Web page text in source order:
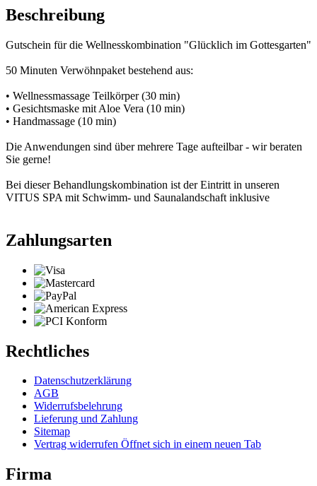
Beschreibung
Gutschein für die Wellnesskombination "Glücklich im Gottesgarten"
50 Minuten Verwöhnpaket bestehend aus:
• Wellnessmassage Teilkörper (30 min)
• Gesichtsmaske mit Aloe Vera (10 min)
• Handmassage (10 min)
Die Anwendungen sind über mehrere Tage aufteilbar - wir beraten
Sie gerne!
Bei dieser Behandlungskombination ist der Eintritt in unseren
VITUS SPA mit Schwimm- und Saunalandschaft inklusive
Zahlungsarten
Rechtliches
Datenschutzerklärung
AGB
Widerrufsbelehrung
Lieferung und Zahlung
Sitemap
Vertrag widerrufen Öffnet sich in einem neuen Tab
Firma